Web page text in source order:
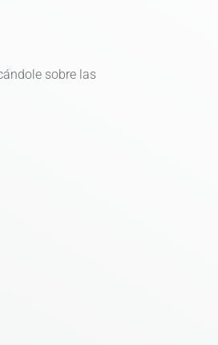
sobre las